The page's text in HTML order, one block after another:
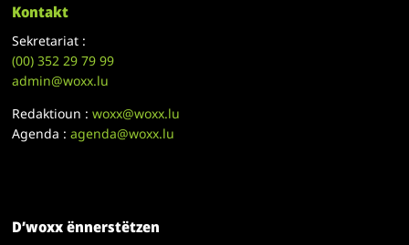
Kontakt
Sekretariat :
(00)352 29 79 99
admin@woxx.lu
Redaktioun :woxx@woxx.lu
Agenda :agenda@woxx.lu
D’woxx ënnerstëtzen